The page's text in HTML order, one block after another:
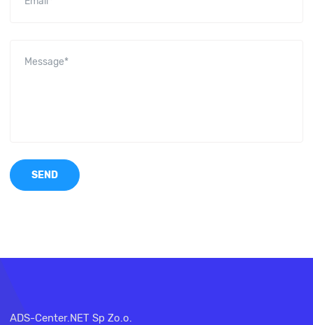
SEND
ADS-Center.NET Sp Zo.o.